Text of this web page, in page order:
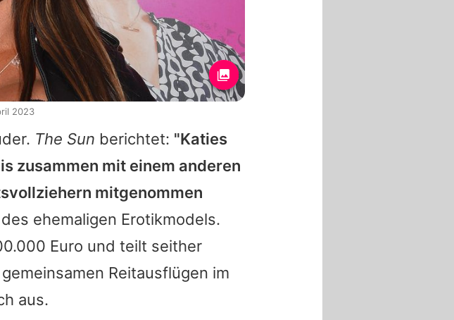
The Sun berichtet: "Katies
zusammen mit einem anderen
mitgenommen
ehemaligen Erotikmodels.
Euro und teilt seither
Reitausflügen im
aus.
2023